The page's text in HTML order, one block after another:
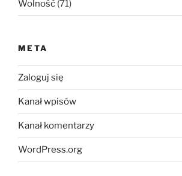
Wolność (71)
META
Zaloguj się
Kanał wpisów
Kanał komentarzy
WordPress.org